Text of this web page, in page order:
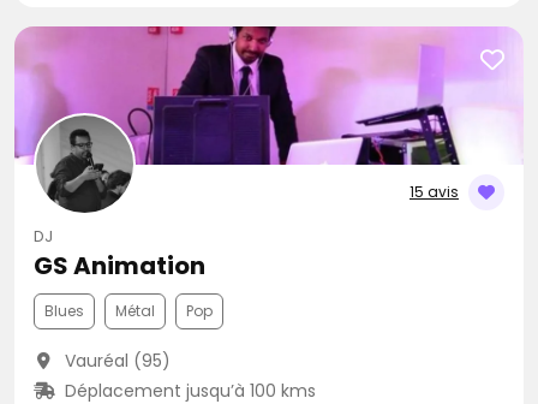
15 avis
DJ
GS Animation
Blues Métal Pop
Vauréal (95)
Déplacement jusqu’à 100 kms